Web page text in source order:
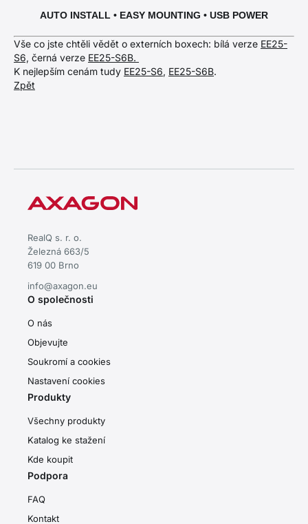
AUTO INSTALL • EASY MOUNTING • USB POWER
Vše co jste chtěli vědět o externích boxech: bílá verze EE25-
S6, černá verze EE25-S6B.
K nejlepším cenám tudy EE25-S6, EE25-S6B.
Zpět
RealQ s. r. o.
Železná 663/5
619 00 Brno
info@axagon.eu
O společnosti
O nás
Objevujte
Soukromí a cookies
Nastavení cookies
Produkty
Všechny produkty
Katalog ke stažení
Kde koupit
Podpora
FAQ
Kontakt